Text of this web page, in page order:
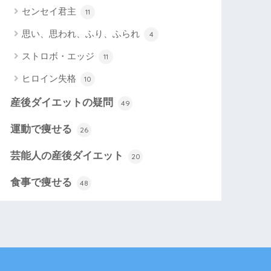
センセイ君主 11
思い、思われ、ふり、ふられ 4
ストロボ・エッジ 11
ヒロイン失格 10
産後ダイエットの疑問 49
運動で痩せる 26
芸能人の産後ダイエット 20
食事で痩せる 48